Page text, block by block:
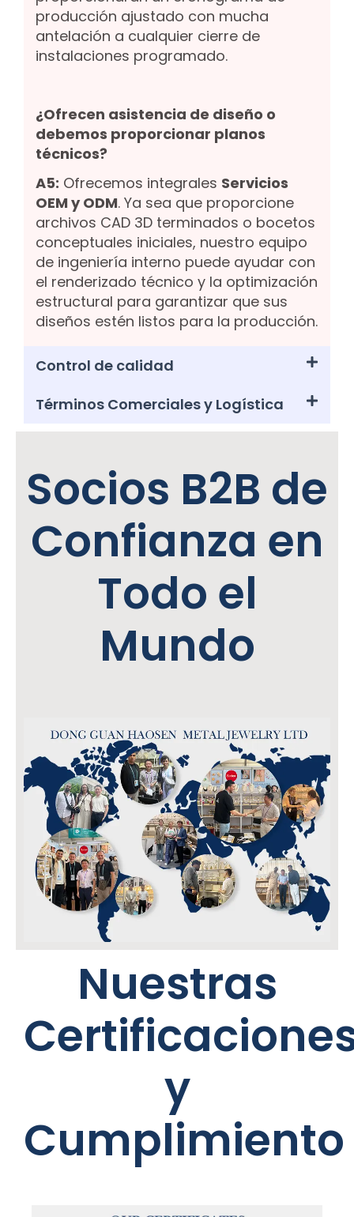
producción ajustado con mucha
antelación a cualquier cierre de
instalaciones programado.
¿Ofrecen asistencia de diseño o
debemos proporcionar planos
técnicos?
A5: Ofrecemos integrales Servicios
OEM y ODM. Ya sea que proporcione
archivos CAD 3D terminados o bocetos
conceptuales iniciales, nuestro equipo
de ingeniería interno puede ayudar con
el renderizado técnico y la optimización
estructural para garantizar que sus
diseños estén listos para la producción.
Control de calidad
Términos Comerciales y Logística
Socios B2B de
Confianza en
Todo el
Mundo
Nuestras
y
Cumplimiento